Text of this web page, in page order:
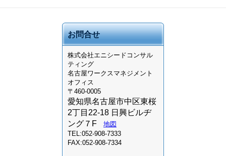
お問合せ
株式会社エニシードコンサル
ティング
名古屋ワークスマネジメント
オフィス
〒460-0005
愛知県名古屋市中区東桜
2丁目22-18 日興ビルヂ
ング７F
地図
TEL:052-908-7333
FAX:052-908-7334